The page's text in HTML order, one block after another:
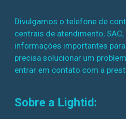
Divulgamos o telefone de
centrais de atendimento,
informações importantes
precisa solucionar um
entrar em contato com a
Sobre a Lightid: